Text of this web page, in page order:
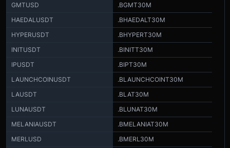
GMTUSD
.BGMT30M
HAEDALUSDT
.BHAEDALT30M
HYPERUSDT
.BHYPERT30M
INITUSDT
.BINITT30M
IPUSDT
.BIPT30M
LAUNCHCOINUSDT
.BLAUNCHCOINT30M
LAUSDT
.BLAT30M
LUNAUSDT
.BLUNAT30M
MELANIAUSDT
.BMELANIAT30M
MERLUSD
.BMERL30M